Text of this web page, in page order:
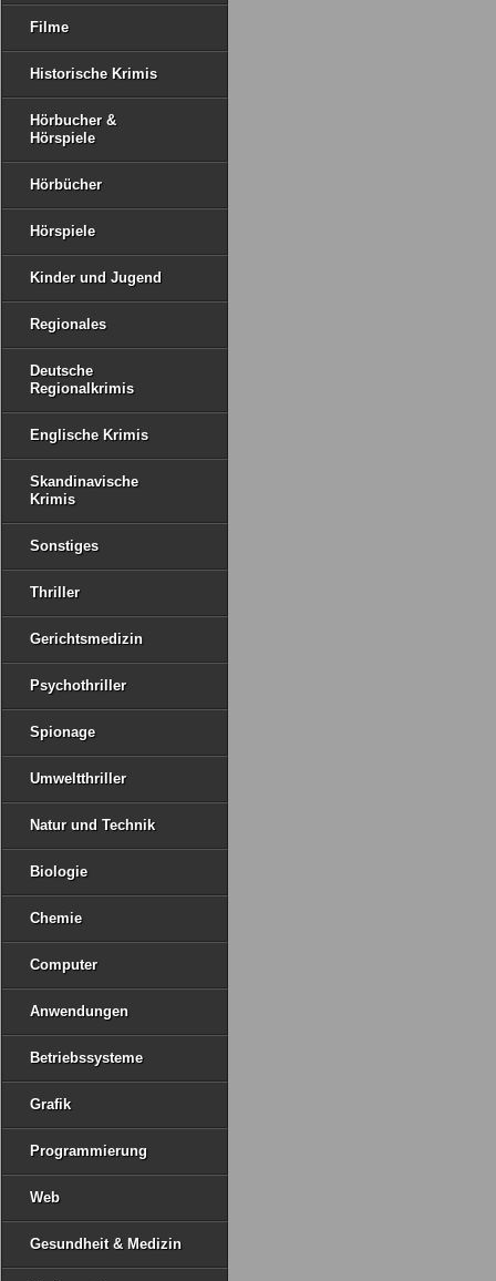
Filme
Historische Krimis
Hörbucher &
Hörspiele
Hörbücher
Hörspiele
Kinder und Jugend
Regionales
Deutsche
Regionalkrimis
Englische Krimis
Skandinavische
Krimis
Sonstiges
Thriller
Gerichtsmedizin
Psychothriller
Spionage
Umweltthriller
Natur und Technik
Biologie
Chemie
Computer
Anwendungen
Betriebssysteme
Grafik
Programmierung
Web
Gesundheit & Medizin